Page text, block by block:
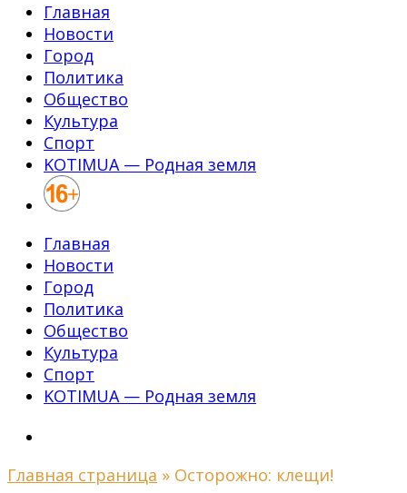
Главная
Новости
Город
Политика
Общество
Культура
Спорт
KOTIMUA — Родная земля
Главная
Новости
Город
Политика
Общество
Культура
Спорт
KOTIMUA — Родная земля
Главная страница » Осторожно: клещи!